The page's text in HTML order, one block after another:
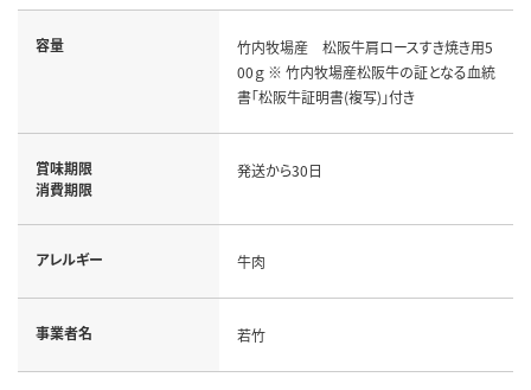
容量
竹内牧場産 松阪牛肩ロースすき焼き用5
00ｇ ※ 竹内牧場産松阪牛の証となる血統
書「松阪牛証明書(複写)」付き
賞味期限
消費期限
発送から30日
アレルギー 牛肉
事業者名 若竹